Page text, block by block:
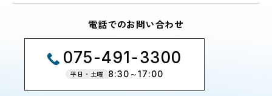
電話でのお問い合わせ
075-491-3300
平日・土曜 8:30～17:00